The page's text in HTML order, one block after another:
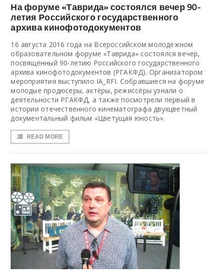
На форуме «Таврида» состоялся вечер 90-
летия Российского государственного
архива кинофотодокументов
16 августа 2016 года на Всероссийском молодёжном
образовательном форуме «Таврида» состоялся вечер,
посвящённый 90-летию Российского государственного
архива кинофотодокументов (РГАКФД). Организатором
мероприятия выступило IA_RFI. Собравшиеся на форуме
молодые продюсеры, актёры, режиссёры узнали о
деятельности РГАКФД, а также посмотрели первый в
истории отечественного кинематографа двухцветный
документальный фильм «Цветущая юность».
READ MORE